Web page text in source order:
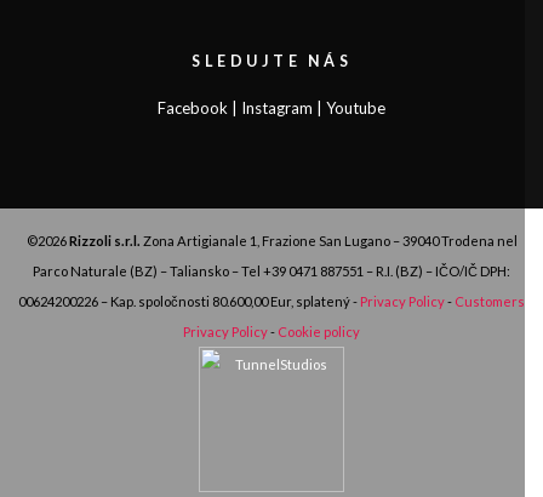
SLEDUJTE NÁS
Facebook Instagram Youtube
©2026Rizzoli s.r.l. Zona Artigianale 1, Frazione San Lugano – 39040 Trodena nel
Parco Naturale (BZ) – Taliansko – Tel +39 0471 887551 – R.I. (BZ) – IČO/IČ DPH:
00624200226 – Kap. spoločnosti 80.600,00 Eur, splatený - Privacy Policy- Customers
Privacy Policy- Cookie policy